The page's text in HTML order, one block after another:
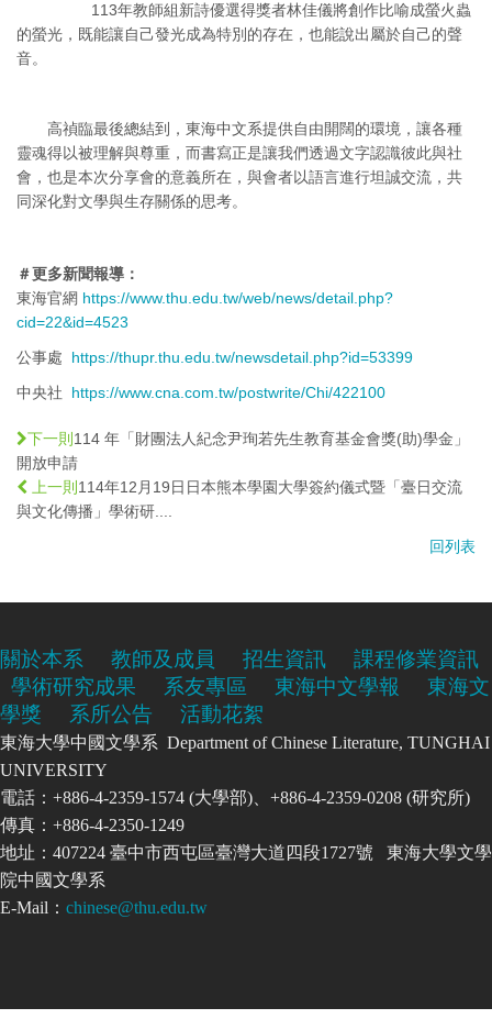
113年教師組新詩優選得獎者林佳儀將創作比喻成螢火蟲
的螢光，既能讓自己發光成為特別的存在，也能說出屬於自己的聲
音。
高禎臨最後總結到，東海中文系提供自由開闊的環境，讓各種
靈魂得以被理解與尊重，而書寫正是讓我們透過文字認識彼此與社
會，也是本次分享會的意義所在，與會者以語言進行坦誠交流，共
同深化對文學與生存關係的思考。
＃更多新聞報導：
東海官網 https://www.thu.edu.tw/web/news/detail.php?
cid=22&id=4523
公事處 https://thupr.thu.edu.tw/newsdetail.php?id=53399
中央社 https://www.cna.com.tw/postwrite/Chi/422100
下一則 114 年「財團法人紀念尹珣若先生教育基金會獎(助)學金」
開放申請
上一則 114年12月19日日本熊本學園大學簽約儀式暨「臺日交流
與文化傳播」學術研....
回列表
關於本系 教師及成員 招生資訊
課程修業資訊
學術研究成果
系友專區 東海中文學報
東海文
學獎
系所公告 活動花絮
東海大學中國文學系 Department of Chinese Literature, TUNGHAI
UNIVERSITY
電話：+886-4-2359-1574 (大學部)、+886-4-2359-0208 (研究所)
傳真：+886-4-2350-1249
地址：407224 臺中市西屯區臺灣大道四段1727號 東海大學文學
院中國文學系
E-Mail： chinese@thu.edu.tw